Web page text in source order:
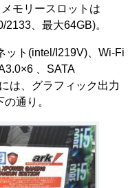
モリースロットは
、最大64GB)。
ト(intel/I219V)、Wi-Fi
、SATA
は、グラフィック出力
通り。